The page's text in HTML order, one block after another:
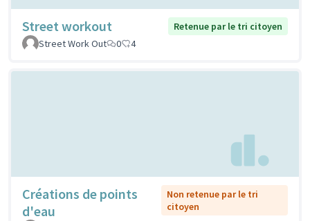
Street workout
Retenue par le tri citoyen
Street Work Out
0 4
Créations de points
d'eau
Non retenue par le tri
citoyen